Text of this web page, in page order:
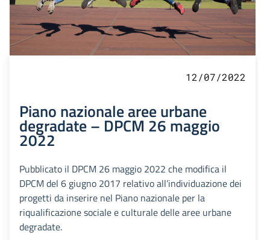
12/07/2022
Piano nazionale aree urbane
degradate – DPCM 26 maggio
2022
Pubblicato il DPCM 26 maggio 2022 che modifica il
DPCM del 6 giugno 2017 relativo all’individuazione dei
progetti da inserire nel Piano nazionale per la
riqualificazione sociale e culturale delle aree urbane
degradate.